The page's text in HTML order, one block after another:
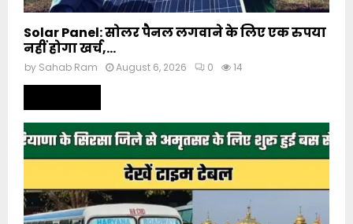
Solar Panel: सोलर पैनल लगवाने के लिए एक रुपया
नहीं होगा खर्च,...
by Sahab Ram August 6, 2026 0 14